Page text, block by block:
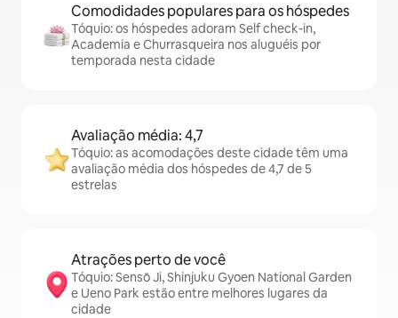
Comodidades populares para os hóspedes
Tóquio: os hóspedes adoram Self check-in,
Academia e Churrasqueira nos aluguéis por
temporada nesta cidade
Avaliação média: 4,7
Tóquio: as acomodações deste cidade têm uma
avaliação média dos hóspedes de 4,7 de 5
estrelas
Atrações perto de você
Tóquio: Sensō Ji, Shinjuku Gyoen National Garden
e Ueno Park estão entre melhores lugares da
cidade